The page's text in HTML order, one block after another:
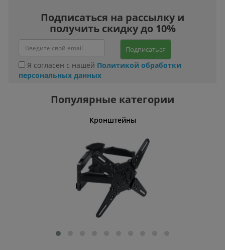
Подписаться на рассылку и
получить скидку до 10%
Подписаться
Я согласен с нашей Политикой обработки
персональных данных
Популярные категории
Кронштейны